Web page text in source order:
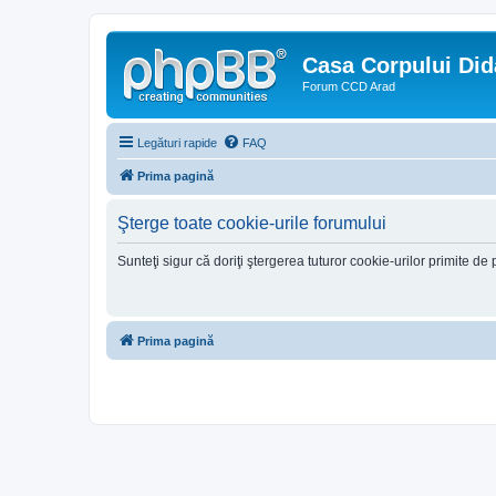
Casa Corpului
Forum CCD Arad
Legături rapide FAQ
Prima pagină
Şterge toate cookie-urile forumului
Sunteţi sigur că doriţi ştergerea tuturor cookie-urilor primite de
Prima pagină